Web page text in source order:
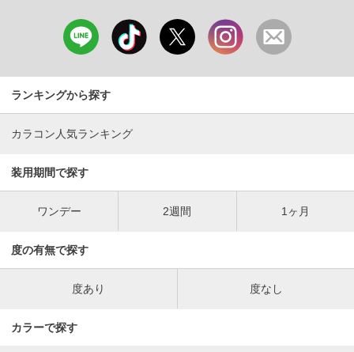
ランキングから探す
カラコン人気ランキング
装用期間で探す
ワンデー 2週間 1ヶ月
度の有無で探す
度あり 度なし
カラーで探す